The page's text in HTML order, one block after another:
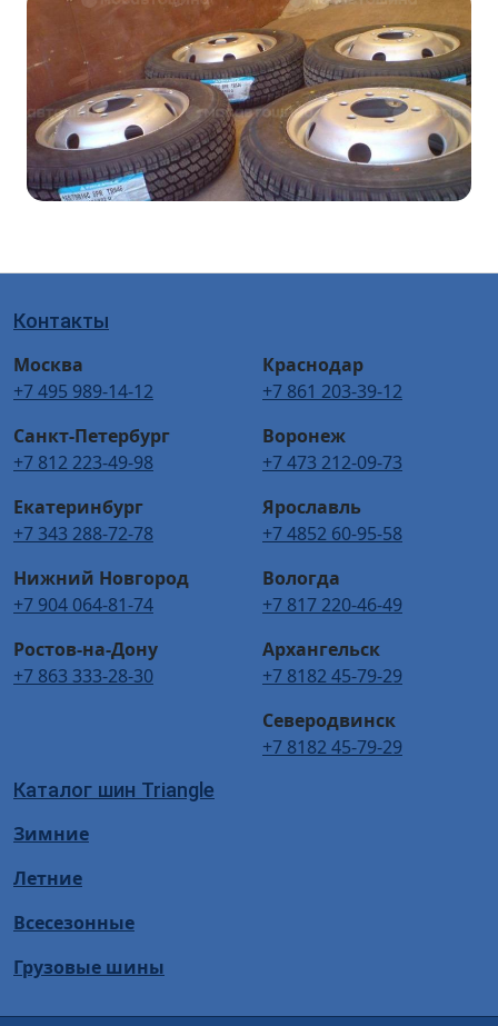
Контакты
Москва
+7 495 989-14-12
Санкт-Петербург
+7 812 223-49-98
Екатеринбург
+7 343 288-72-78
Нижний Новгород
+7 904 064-81-74
Ростов-на-Дону
+7 863 333-28-30
Краснодар
+7 861 203-39-12
Воронеж
+7 473 212-09-73
Ярославль
+7 4852 60-95-58
Вологда
+7 817 220-46-49
Архангельск
+7 8182 45-79-29
Северодвинск
+7 8182 45-79-29
Каталог шин Triangle
Зимние
Летние
Всесезонные
Грузовые шины